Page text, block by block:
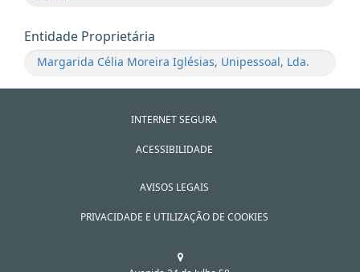
Entidade Proprietária
Margarida Célia Moreira Iglésias, Unipessoal, Lda.
INTERNET SEGURA
ACESSIBILIDADE
AVISOS LEGAIS
PRIVACIDADE E UTILIZAÇÃO DE COOKIES